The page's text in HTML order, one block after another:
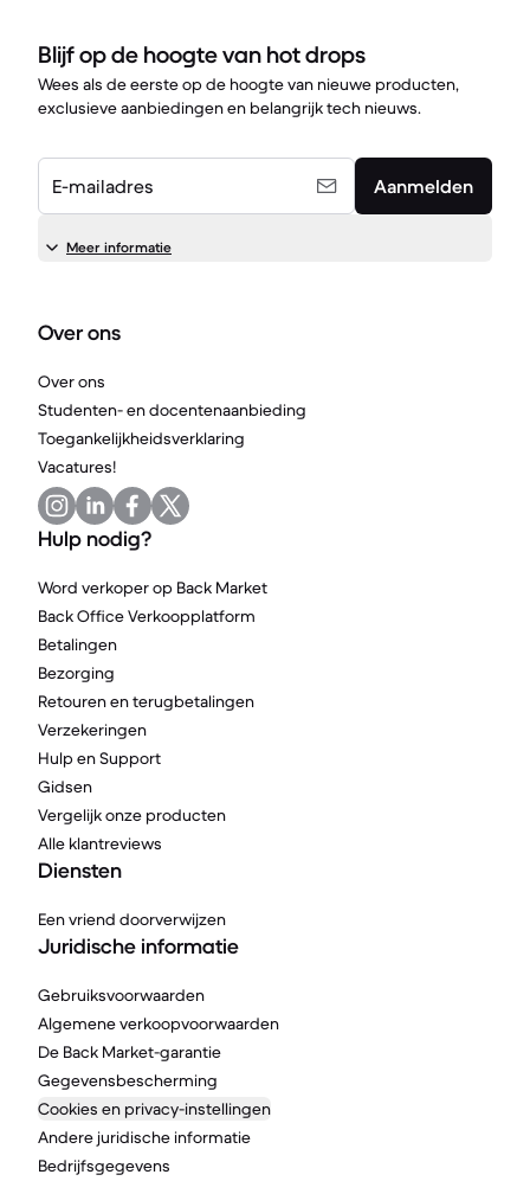
Blijf op de hoogte van hot drops
Wees als de eerste op de hoogte van nieuwe producten,
exclusieve aanbiedingen en belangrijk tech nieuws.
E-mailadres Aanmelden
Meer informatie
Over ons
Over ons
Studenten- en docentenaanbieding
Toegankelijkheidsverklaring
Vacatures!
Hulp nodig?
Word verkoper op Back Market
Back Office Verkoopplatform
Betalingen
Bezorging
Retouren en terugbetalingen
Verzekeringen
Hulp en Support
Gidsen
Vergelijk onze producten
Alle klantreviews
Diensten
Een vriend doorverwijzen
Juridische informatie
Gebruiksvoorwaarden
Algemene verkoopvoorwaarden
De Back Market-garantie
Gegevensbescherming
Cookies en privacy-instellingen
Andere juridische informatie
Bedrijfsgegevens